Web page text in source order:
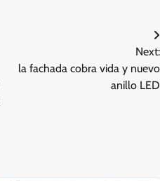
Next:
la fachada cobra vida y nuevo
anillo LED